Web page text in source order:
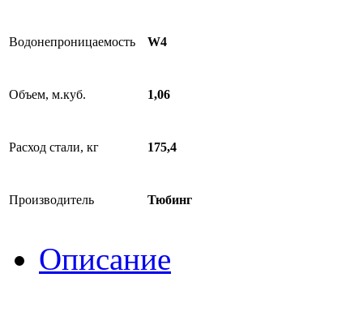
Водонепроницаемость W4
Объем, м.куб. 1,06
Расход стали, кг 175,4
Производитель Тюбинг
Описание